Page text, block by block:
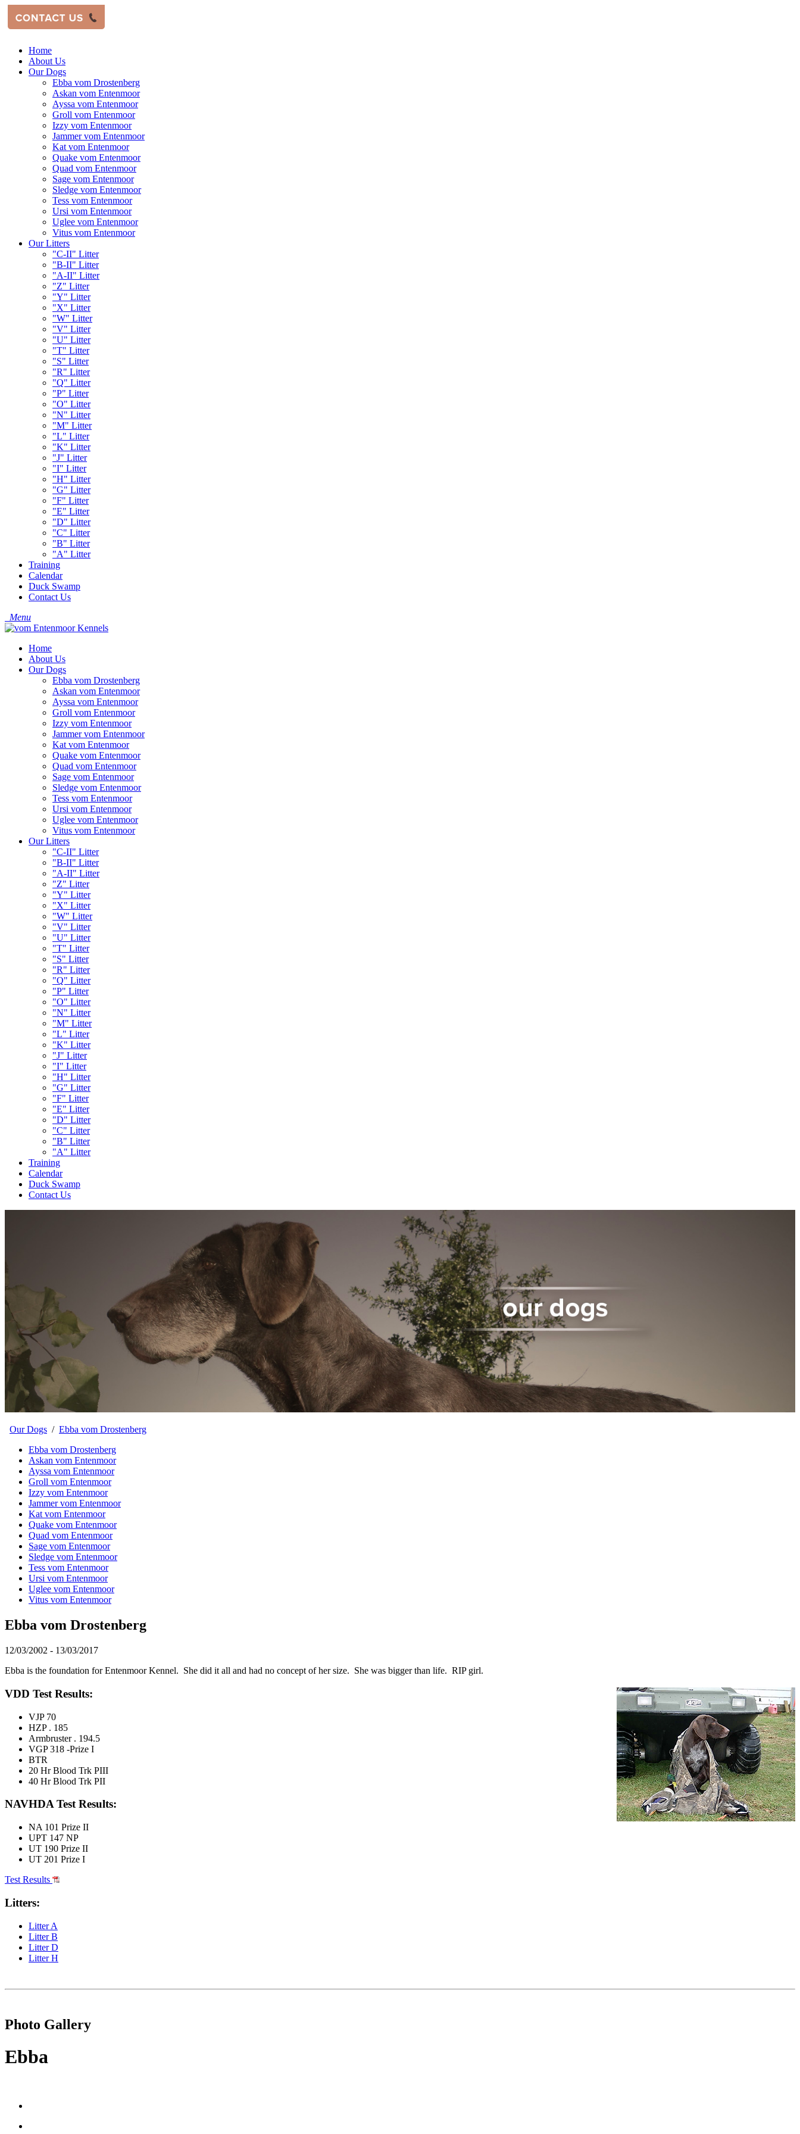
Home
About Us
Our Dogs
Ebba vom Drostenberg
Askan vom Entenmoor
Ayssa vom Entenmoor
Groll vom Entenmoor
Izzy vom Entenmoor
Jammer vom Entenmoor
Kat vom Entenmoor
Quake vom Entenmoor
Quad vom Entenmoor
Sage vom Entenmoor
Sledge vom Entenmoor
Tess vom Entenmoor
Ursi vom Entenmoor
Uglee vom Entenmoor
Vitus vom Entenmoor
Our Litters
"C-II" Litter
"B-II" Litter
"A-II" Litter
"Z" Litter
"Y" Litter
"X" Litter
"W" Litter
"V" Litter
"U" Litter
"T" Litter
"S" Litter
"R" Litter
"Q" Litter
"P" Litter
"O" Litter
"N" Litter
"M" Litter
"L" Litter
"K" Litter
"J" Litter
"I" Litter
"H" Litter
"G" Litter
"F" Litter
"E" Litter
"D" Litter
"C" Litter
"B" Litter
"A" Litter
Training
Calendar
Duck Swamp
Contact Us
Menu
Home
About Us
Our Dogs
Ebba vom Drostenberg
Askan vom Entenmoor
Ayssa vom Entenmoor
Groll vom Entenmoor
Izzy vom Entenmoor
Jammer vom Entenmoor
Kat vom Entenmoor
Quake vom Entenmoor
Quad vom Entenmoor
Sage vom Entenmoor
Sledge vom Entenmoor
Tess vom Entenmoor
Ursi vom Entenmoor
Uglee vom Entenmoor
Vitus vom Entenmoor
Our Litters
"C-II" Litter
"B-II" Litter
"A-II" Litter
"Z" Litter
"Y" Litter
"X" Litter
"W" Litter
"V" Litter
"U" Litter
"T" Litter
"S" Litter
"R" Litter
"Q" Litter
"P" Litter
"O" Litter
"N" Litter
"M" Litter
"L" Litter
"K" Litter
"J" Litter
"I" Litter
"H" Litter
"G" Litter
"F" Litter
"E" Litter
"D" Litter
"C" Litter
"B" Litter
"A" Litter
Training
Calendar
Duck Swamp
Contact Us
Our Dogs / Ebba vom Drostenberg
Ebba vom Drostenberg
Askan vom Entenmoor
Ayssa vom Entenmoor
Groll vom Entenmoor
Izzy vom Entenmoor
Jammer vom Entenmoor
Kat vom Entenmoor
Quake vom Entenmoor
Quad vom Entenmoor
Sage vom Entenmoor
Sledge vom Entenmoor
Tess vom Entenmoor
Ursi vom Entenmoor
Uglee vom Entenmoor
Vitus vom Entenmoor
Ebba vom Drostenberg
12/03/2002 - 13/03/2017
Ebba is the foundation for Entenmoor Kennel. She did it all and had no concept of her size. She was bigger than life. RIP girl.
VDD Test Results:
VJP 70
HZP . 185
Armbruster . 194.5
VGP 318 -Prize I
BTR
20 Hr Blood Trk PIII
40 Hr Blood Trk PII
NAVHDA Test Results:
NA 101 Prize II
UPT 147 NP
UT 190 Prize II
UT 201 Prize I
Test Results
Litters:
Litter A
Litter B
Litter D
Litter H
Photo Gallery
Ebba